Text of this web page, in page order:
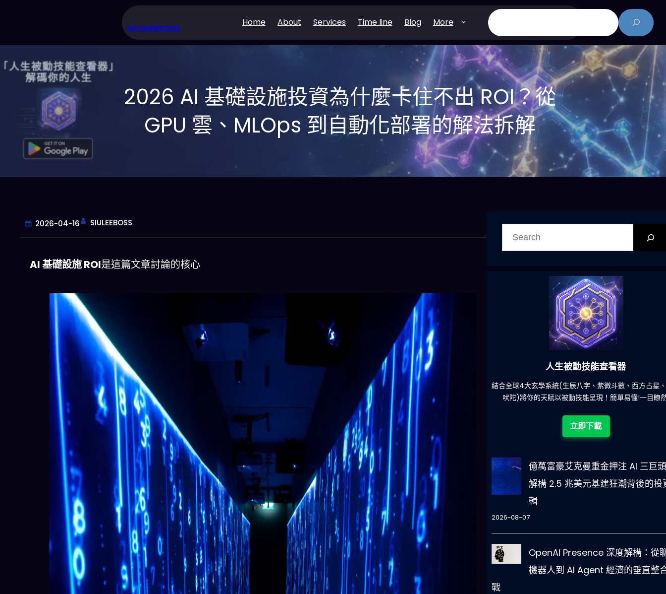
主
要
siuleeboss Home About Services Time line Blog More
搜
尋
2026 AI 基礎設施投資為什麼卡住不出 ROI？從
GPU 雲、MLOps 到自動化部署的解法拆解
2026-04-16 SIULEEBOSS
AI 基礎設施 ROI是這篇文章討論的核心
今晚吃什麽
一鍵配搭出三餸一湯的完美晚餐組合,以後免除晚餐吃什麽的煩
立即下載
人生被動技能查看器
結合全球4大玄學系統(生辰八字、紫微斗數、西方占星、印度
吠陀)將你的天賦以被動技能呈現！簡單易懂!一目瞭然!
減少超
億萬富豪艾克曼重金押注 AI 三巨
解構 2.5 兆美元基建狂潮背後的投
輯
2026-08-07
OpenAI Presence 深度解構：從
機器人到 AI Agent 經濟的垂直整
戰